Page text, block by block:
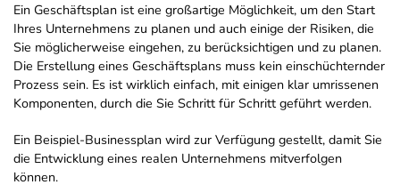
Ein Geschäftsplan ist eine großartige Möglichkeit, um den Start
Ihres Unternehmens zu planen und auch einige der Risiken, die
Sie möglicherweise eingehen, zu berücksichtigen und zu planen.
Die Erstellung eines Geschäftsplans muss kein einschüchternder
Prozess sein. Es ist wirklich einfach, mit einigen klar umrissenen
Komponenten, durch die Sie Schritt für Schritt geführt werden.
Ein Beispiel-Businessplan wird zur Verfügung gestellt, damit Sie
die Entwicklung eines realen Unternehmens mitverfolgen
können.